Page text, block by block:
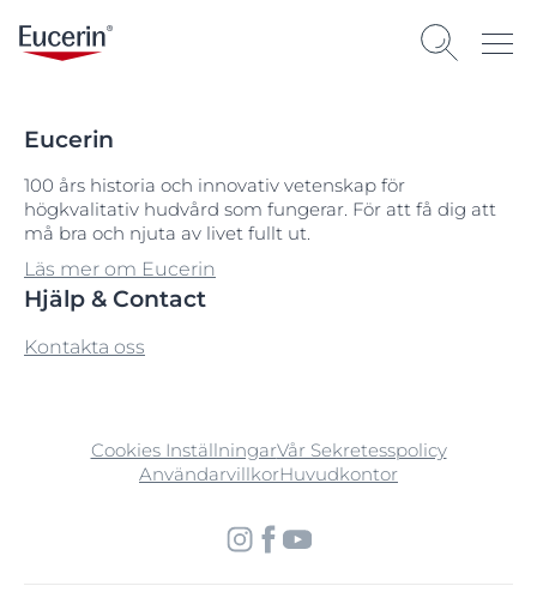
Eucerin
100 års historia och innovativ vetenskap för
högkvalitativ hudvård som fungerar. För att få dig att
må bra och njuta av livet fullt ut.
Läs mer om Eucerin
Hjälp & Contact
Kontakta oss
Cookies InställningarVår Sekretesspolicy
AnvändarvillkorHuvudkontor